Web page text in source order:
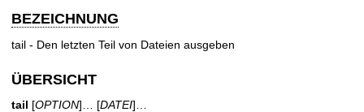
BEZEICHNUNG
tail - Den letzten Teil von Dateien ausgeben
ÜBERSICHT
tail [OPTION]… [DATEI]…